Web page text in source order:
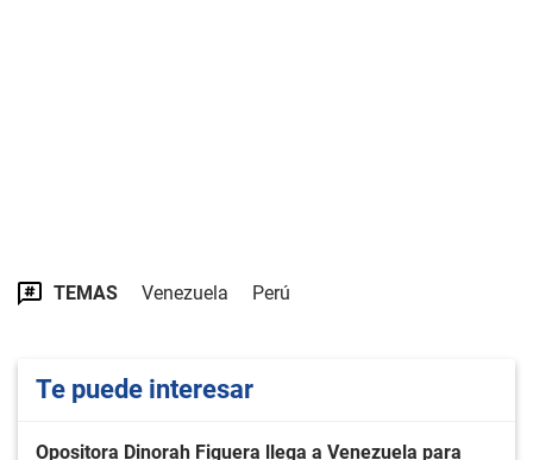
TEMAS Venezuela Perú
Te puede interesar
Opositora Dinorah Figuera llega a Venezuela para